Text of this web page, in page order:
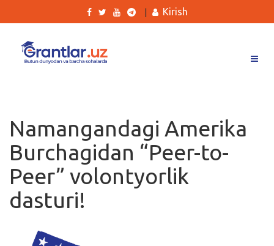
Ishlar
Kurslar
Blog
Yana
Kirish
Namangandagi Amerika
Burchagidan “Peer-to-
Peer” volontyorlik
dasturi!